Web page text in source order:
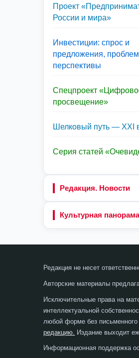
Проект
России и мира»
Инвестиции: спрос и
предложения,
перспективы
Спецпроект
просвещение»
Шелковый путь — XXI
Серия статей
Редакция. Новости
Культурная
Редакция не несет
Авторские материалы
Исключительные права на
интеллектуальной
любой форме без
редакцию. Издание выходит
Информационная поддержка